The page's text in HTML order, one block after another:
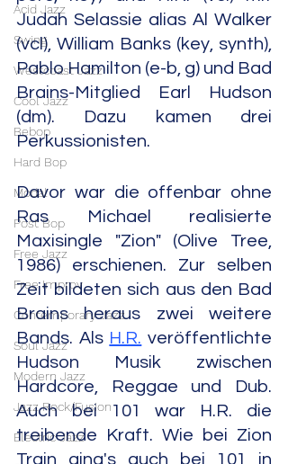
Acid Jazz
Swing
Westcoast Jazz
Cool Jazz
Bebop
Hard Bop
Modal
Post Bop
Free Jazz
Free Improv
Contemporary Jazz
Soul Jazz
Modern Jazz
Jazz Rock/Fusion
Electric Jazz
Judah Selassie alias Al Walker
(vcl), William Banks (key, synth),
Pablo Hamilton (e-b, g) und Bad
Brains-Mitglied Earl Hudson
(dm). Dazu kamen drei
Perkussionisten.
Davor war die offenbar ohne
Ras Michael realisierte
Maxisingle "Zion" (Olive Tree,
1986) erschienen. Zur selben
Zeit bildeten sich aus den Bad
Brains heraus zwei weitere
Bands. Als H.R. veröffentlichte
Hudson Musik zwischen
Hardcore, Reggae und Dub.
Auch bei 101 war H.R. die
treibende Kraft. Wie bei Zion
Train ging's auch bei 101 in